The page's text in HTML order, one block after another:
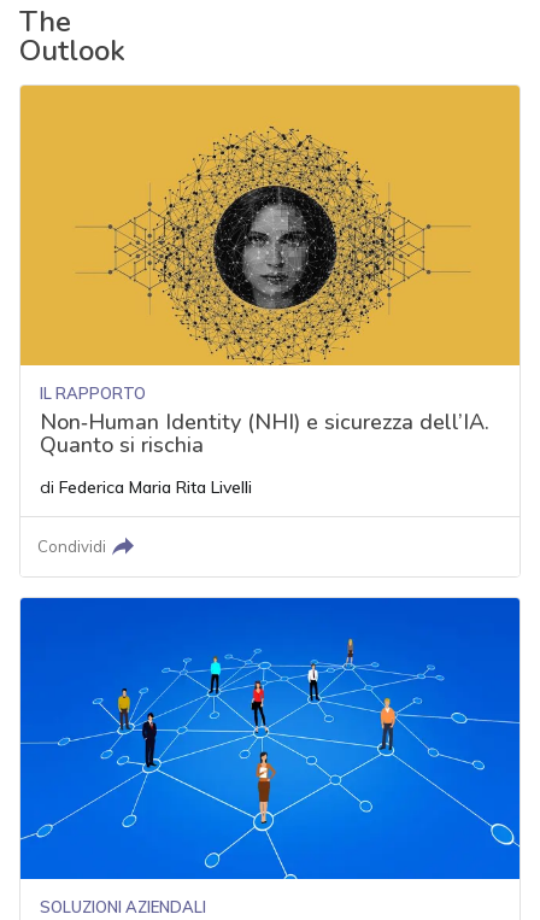
The
Outlook
IL RAPPORTO
Non‑Human Identity (NHI) e sicurezza dell’IA.
Quanto si rischia
di Federica Maria Rita Livelli
Condividi
SOLUZIONI AZIENDALI